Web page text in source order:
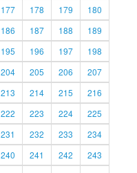
177 178 179
180
186 187 188
189
195 196 197
198
204 205 206
207
213 214 215
216
222 223 224
225
231 232 233
234
240 241 242
243